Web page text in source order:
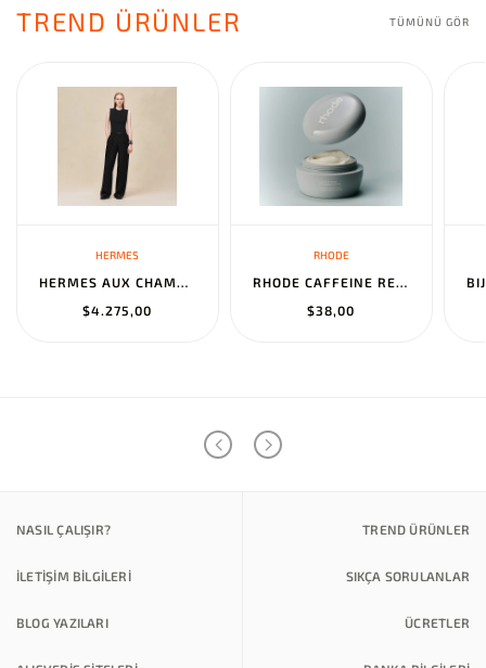
TREND ÜRÜNLER TÜMÜNÜ GÖR
HERMES
HERMES AUX CHAMPS EN FLEURS" PANTS NOIR
$4.275,00
RHODE
RHODE CAFFEINE RESET SCULPTING CREAM MASK
$38,00
NASIL ÇALIŞIR? TREND ÜRÜNLER
İLETİŞİM BİLGİLERİ SIKÇA SORULANLAR
BLOG YAZILARI ÜCRETLER